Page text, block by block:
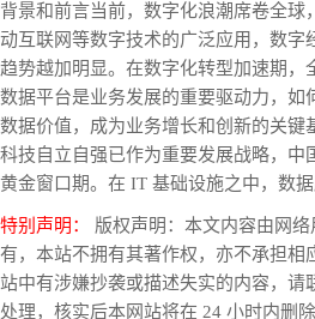
背景和前言当前，数字化浪潮席卷全球
动互联网等数字技术的广泛应用，数字
趋势越加明显。在数字化转型加速期，
数据平台是业务发展的重要驱动力，如
数据价值，成为业务增长和创新的关键
科技自立自强已作为重要发展战略，中
黄金窗口期。在 IT 基础设施之中，数
特别声明：
版权声明：本文内容由网
有，本站不拥有其著作权，亦不承担相
站中有涉嫌抄袭或描述失实的内容，请
处理，核实后本网站将在 24 小时内删除